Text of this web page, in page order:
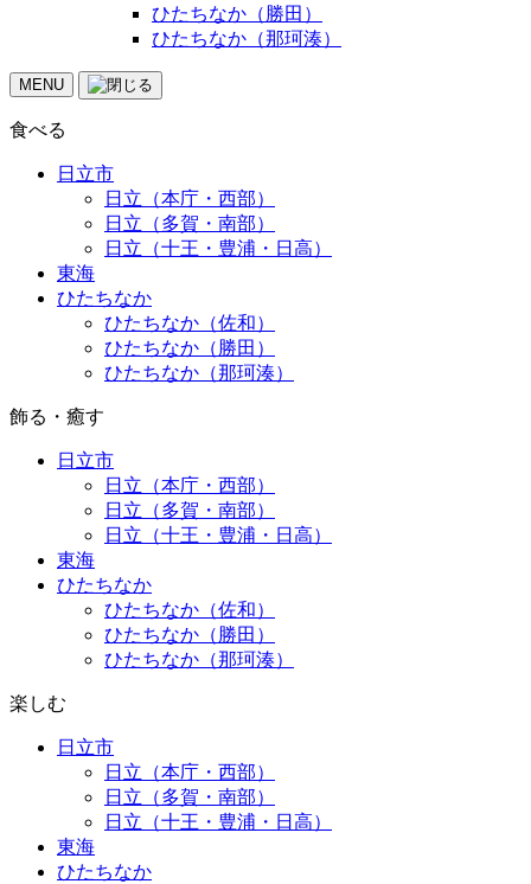
ひたちなか（勝田）
ひたちなか（那珂湊）
MENU
食べる
日立市
日立（本庁・西部）
日立（多賀・南部）
日立（十王・豊浦・日高）
東海
ひたちなか
ひたちなか（佐和）
ひたちなか（勝田）
ひたちなか（那珂湊）
飾る・癒す
日立市
日立（本庁・西部）
日立（多賀・南部）
日立（十王・豊浦・日高）
東海
ひたちなか
ひたちなか（佐和）
ひたちなか（勝田）
ひたちなか（那珂湊）
楽しむ
日立市
日立（本庁・西部）
日立（多賀・南部）
日立（十王・豊浦・日高）
東海
ひたちなか